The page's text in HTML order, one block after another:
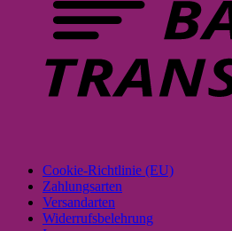
Cookie-Richtlinie (EU)
Zahlungsarten
Versandarten
Widerrufsbelehrung